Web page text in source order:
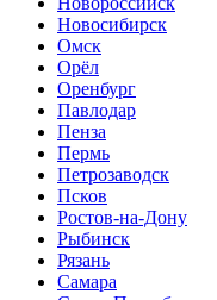
Новосибирск
Омск
Орёл
Оренбург
Павлодар
Пенза
Пермь
Петрозаводск
Псков
Ростов-на-Дону
Рыбинск
Рязань
Самара